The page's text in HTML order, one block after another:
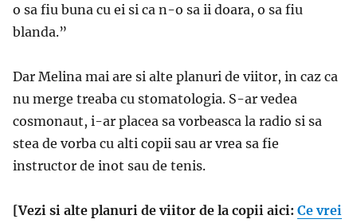
o sa fiu buna cu ei si ca n-o sa ii doara, o sa fiu
blanda.”
Dar Melina mai are si alte planuri de viitor, in caz ca
nu merge treaba cu stomatologia. S-ar vedea
cosmonaut, i-ar placea sa vorbeasca la radio si sa
stea de vorba cu alti copii sau ar vrea sa fie
instructor de inot sau de tenis.
[Vezi si alte planuri de viitor de la copii aici: Ce vrei